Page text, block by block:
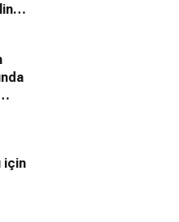
için